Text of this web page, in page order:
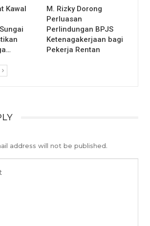
Kawal
M. Rizky Dorong
Perluasan
Perlindungan BPJS
Ketenagakerjaan bagi
Pekerja Rentan
address will not be published.